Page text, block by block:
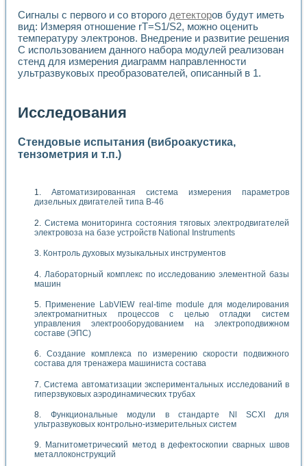
Сигналы с первого и со второго детекторов будут иметь
вид: Измеряя отношение rT=S1/S2, можно оценить
температуру электронов. Внедрение и развитие решения
С использованием данного набора модулей реализован
стенд для измерения диаграмм направленности
ультразвуковых преобразователей, описанный в 1.
Исследования
Стендовые испытания (виброакустика,
тензометрия и т.п.)
Автоматизированная система измерения параметров
дизельных двигателей типа В-46
Система мониторинга состояния тяговых электродвигателей
электровоза на базе устройств National Instruments
Контроль духовых музыкальных инструментов
Лабораторный комплекс по исследованию элементной базы
машин
Применение LabVIEW real-time module для моделирования
электромагнитных процессов с целью отладки систем
управления электрооборудованием на электроподвижном
составе (ЭПС)
Создание комплекса по измерению скорости подвижного
состава для тренажера машиниста состава
Система автоматизации экспериментальных исследований в
гиперзвуковых аэродинамических трубах
Функциональные модули в стандарте Nl SCXI для
ультразвуковых контрольно-измерительных систем
Магнитометрический метод в дефектоскопии сварных швов
металлоконструкций